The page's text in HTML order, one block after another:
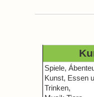
Spiele,
Kunst, Essen
Trinken,